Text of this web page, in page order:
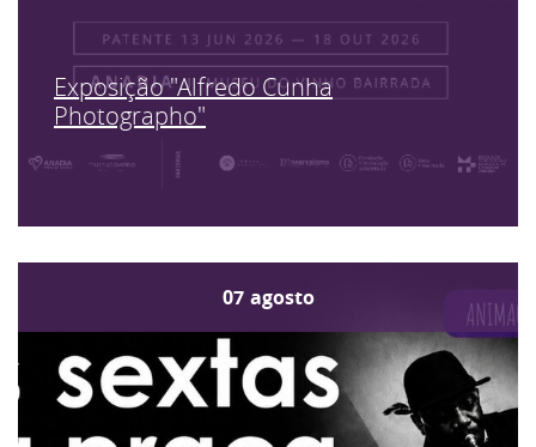
Exposição "Alfredo Cunha
Photographo"
07 agosto